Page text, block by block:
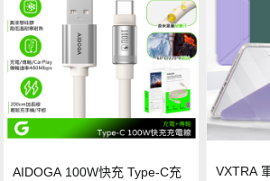
AIDOGA 100W快充 Type-C充
VXTRA